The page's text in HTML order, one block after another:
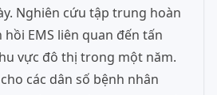
Nghiên cứu tập trung hoàn
EMS liên quan đến tấn
vực đô thị trong một năm.
các dân số bệnh nhân